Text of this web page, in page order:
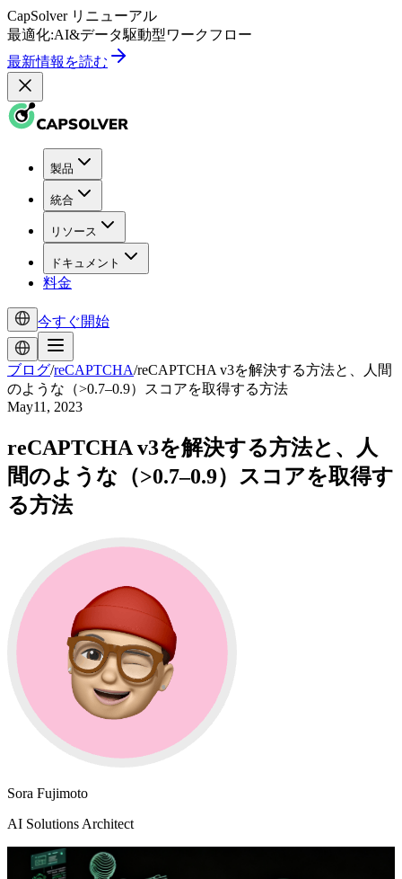
CapSolver リニューアル
最適化:AI&データ駆動型ワークフロー
最新情報を読む
製品
統合
リソース
ドキュメント
料金
今すぐ開始
ブログ/reCAPTCHA/reCAPTCHA v3を解決する方法と、人間
のような（>0.7–0.9）スコアを取得する方法
May11, 2023
reCAPTCHA v3を解決する方法と、人
間のような（>0.7–0.9）スコアを取得す
る方法
Sora Fujimoto
AI Solutions Architect